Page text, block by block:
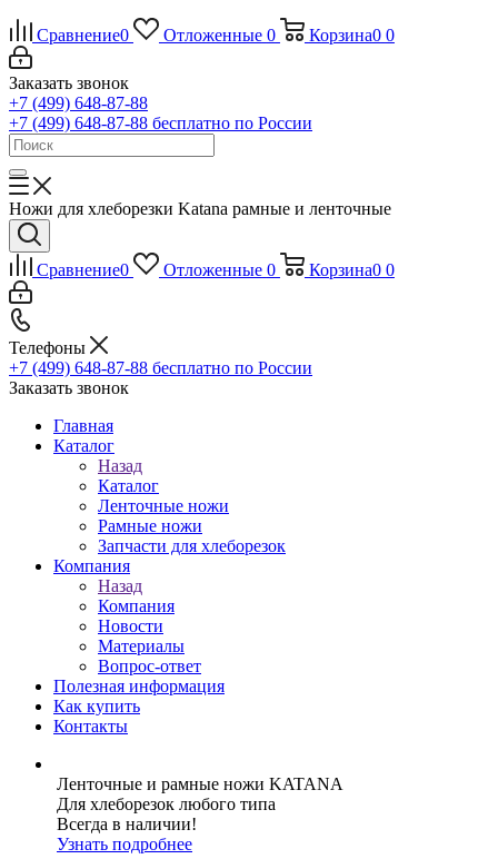
Сравнение0 Отложенные 0 Корзина0 0
Заказать звонок
+7 (499) 648-87-88
+7 (499) 648-87-88 бесплатно по России
Ножи для хлеборезки Katana рамные и ленточные
Сравнение0 Отложенные 0 Корзина0 0
Телефоны
+7 (499) 648-87-88 бесплатно по России
Заказать звонок
Главная
Каталог
Назад
Каталог
Ленточные ножи
Рамные ножи
Запчасти для хлеборезок
Компания
Назад
Компания
Новости
Материалы
Вопрос-ответ
Полезная информация
Как купить
Контакты
Ленточные и рамные ножи KATANA
Для хлеборезок любого типа
Всегда в наличии!
Узнать подробнее